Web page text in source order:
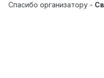
Спасибо организатору -